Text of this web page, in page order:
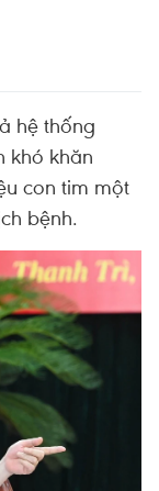
hệ thống
khó khăn
con tim một
bệnh.